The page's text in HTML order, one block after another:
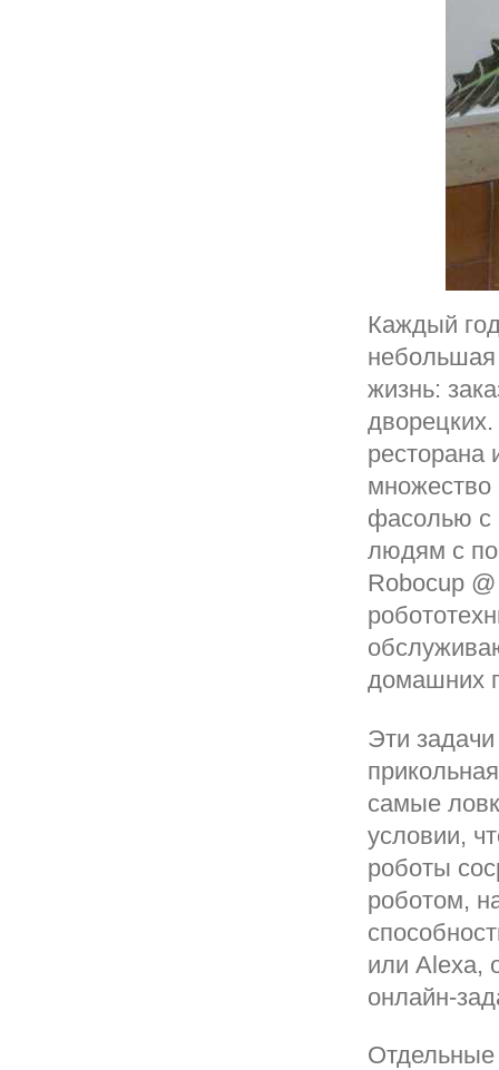
Каждый
небольшая
жизнь:
ресторана
множество
фасолью с
людям с
Robocup
домашних
Эти
самые
условии,
роботы
роботом,
или Alexa,
онлайн-